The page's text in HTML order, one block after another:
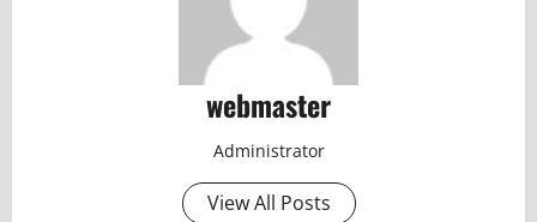
webmaster
Administrator
View All Posts